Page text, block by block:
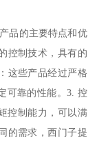
的主要特点和优
控制技术，具有的
这些产品经过严格
可靠的性能。3. 控
控制能力，可以满
的需求，西门子提